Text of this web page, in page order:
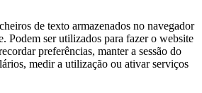
de texto armazenados no navegador
Podem ser utilizados para fazer o website
preferências, manter a sessão do
medir a utilização ou ativar serviços